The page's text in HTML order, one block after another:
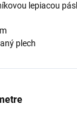
lepiacou
plech